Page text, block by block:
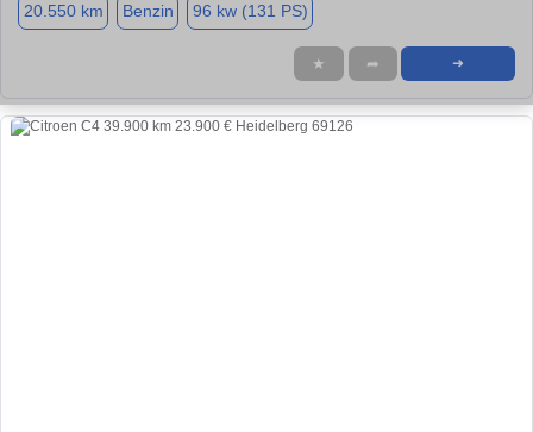
20.550 km Benzin 96 kw (131 PS)
★ ➦ ➜